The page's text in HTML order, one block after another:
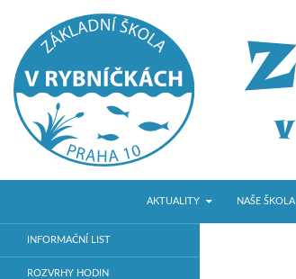
ZŠ V RybníčkáchAKTUALITY
NAŠE ŠKOLA
Základní škola v Praze 10
INFORMAČNÍ LIST
ROZVRHY HODIN